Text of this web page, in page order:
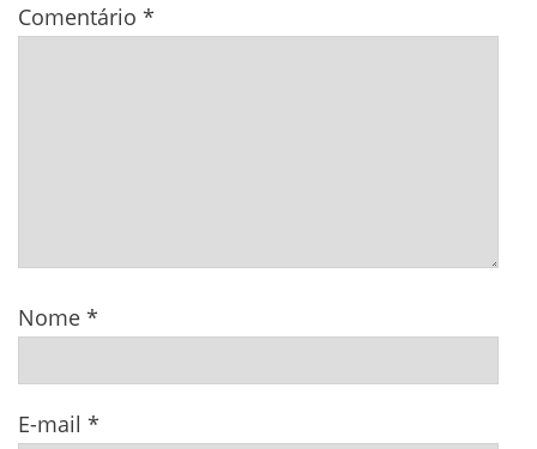
Comentário *
Nome *
E-mail *